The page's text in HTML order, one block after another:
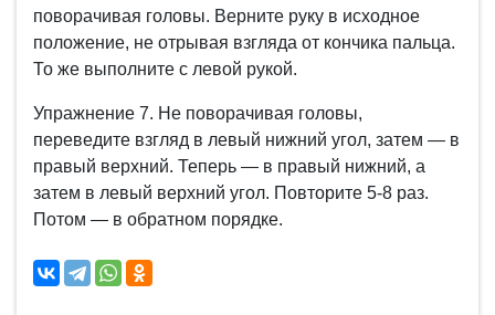
поворачивая головы. Верните руку в исходное
положение, не отрывая взгляда от кончика пальца.
То же выполните с левой рукой.
Упражнение 7. Не поворачивая головы,
переведите взгляд в левый нижний угол, затем — в
правый верхний. Теперь — в правый нижний, а
затем в левый верхний угол. Повторите 5-8 раз.
Потом — в обратном порядке.